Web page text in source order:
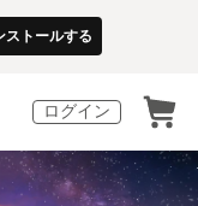
ストールする
ログイン